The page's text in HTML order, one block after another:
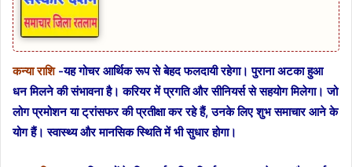
कन्या राशि-यह गोचर आर्थिक रूप से बेहद फलदायी रहेगा। पुराना अटका हुआ
धन मिलने की संभावना है। करियर में प्रगति और सीनियर्स से सहयोग मिलेगा। जो
लोग प्रमोशन या ट्रांसफर की प्रतीक्षा कर रहे हैं, उनके लिए शुभ समाचार आने के
योग हैं। स्वास्थ्य और मानसिक स्थिति में भी सुधार होगा।